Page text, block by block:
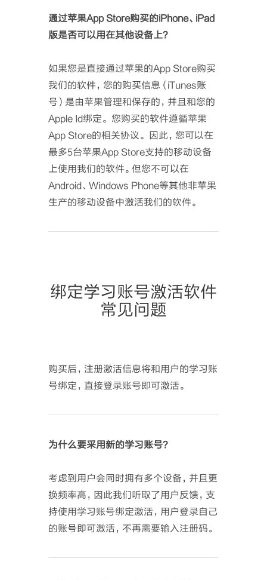
通过苹果App Store购买的iPhone、iPad
版是否可以用在其他设备上？
如果您是直接通过苹果的App Store购买
我们的软件，您的购买信息（iTunes账
号）是由苹果管理和保存的，并且和您的
Apple Id绑定。 您购买的软件遵循苹果
App Store的相关协议。 因此，您可以在
最多5台苹果App Store支持的移动设备
上使用我们的软件。但您不可以在
Android、Windows Phone等其他非苹果
生产的移动设备中激活我们的软件。
绑定学习账号激活软件
常见问题
购买后，注册激活信息将和用户的学习账
号绑定，直接登录账号即可激活。
为什么要采用新的学习账号？
考虑到用户会同时拥有多个设备，并且更
换频率高，因此我们听取了用户反馈，支
持使用学习账号绑定激活，用户登录自己
的账号即可激活，不再需要输入注册码。